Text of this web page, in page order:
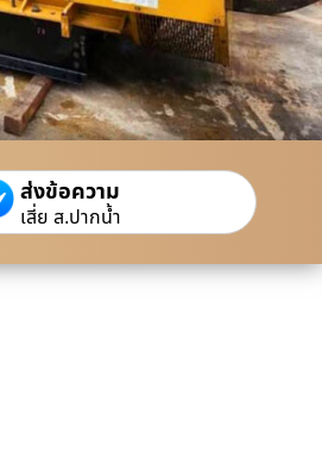
ส่งข้อความ
เสี่ย ส.ปากน้ำ